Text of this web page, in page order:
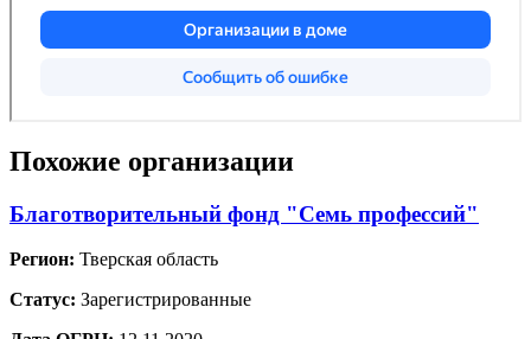
Похожие организации
Благотворительный фонд "Семь профессий"
Регион: Тверская область
Статус: Зарегистрированные